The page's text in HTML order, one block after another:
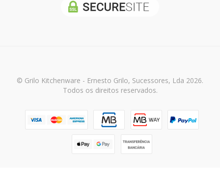
© Grilo Kitchenware - Ernesto Grilo, Sucessores, Lda 2026.
Todos os direitos reservados.